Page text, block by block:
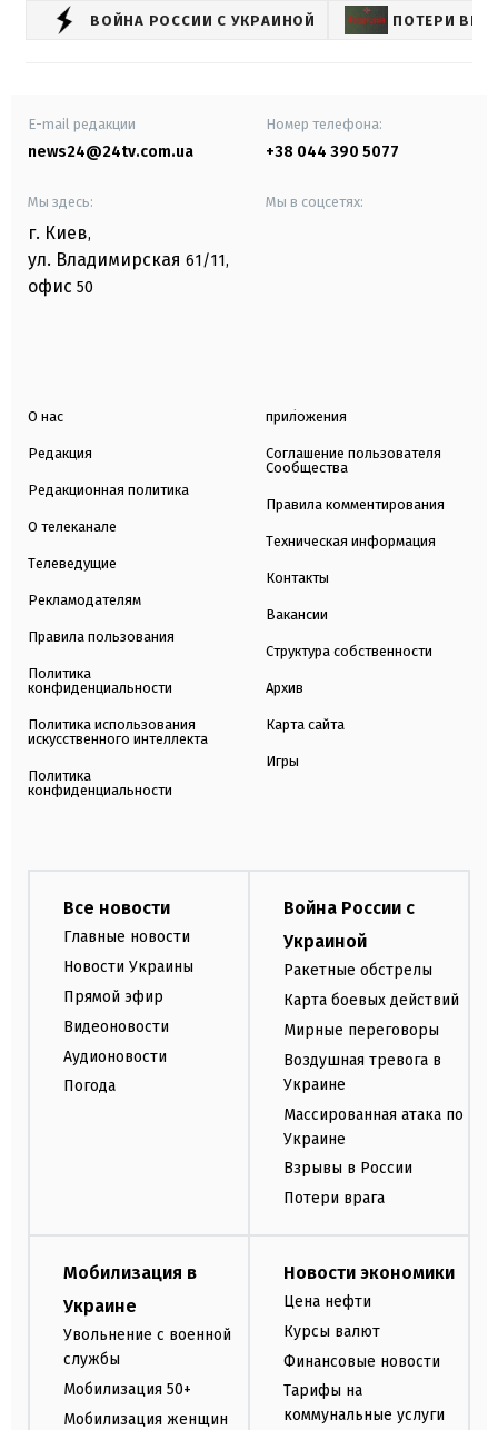
ВОЙНА РОССИИ С УКРАИНОЙ ПОТЕРИ
E-mail редакции
news24@24tv.com.ua
Номер телефона:
+38 044 390 5077
Мы здесь:
г. Киев,
ул. Владимирская 61/11,
офис 50
Мы в соцсетях:
О нас
Редакция
Редакционная политика
О телеканале
Телеведущие
Рекламодателям
Правила пользования
Политика
конфиденциальности
Политика использования
искусственного интеллекта
Политика
конфиденциальности
приложения
Соглашение пользователя
Сообщества
Правила комментирования
Техническая информация
Контакты
Вакансии
Структура собственности
Архив
Карта сайта
Игры
Все новости
Главные новости
Новости Украины
Прямой эфир
Видеоновости
Аудионовости
Погода
Война России с
Украиной
Ракетные обстрелы
Карта боевых действий
Мирные переговоры
Воздушная тревога в
Украине
Массированная атака по
Украине
Взрывы в России
Потери врага
Мобилизация в
Украине
Увольнение с военной
службы
Мобилизация 50+
Мобилизация женщин
Новости экономики
Цена нефти
Курсы валют
Финансовые новости
Тарифы на
коммунальные услуги